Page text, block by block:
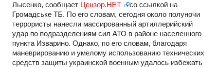
Лысенко, сообщает Цензор.НЕТ
со ссылкой на
Громадське ТБ. По его словам, сегодня около полуночи
террористы нанесли массированный артиллерийский
удар по подразделениям сил АТО в районе населенного
пункта Изварино. Однако, по его словам, благодаря
маневрированию и умелому использованию технических
средств защиты украинской военным удалось избежать